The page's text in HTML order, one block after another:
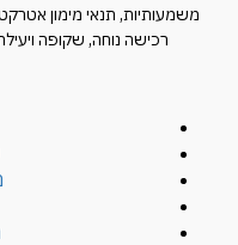
משמעותיות, תנאי מימון
רכישה נוחה, שקופה